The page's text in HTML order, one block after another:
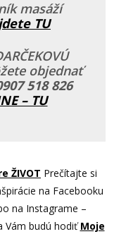
masáží
TU
objednať
518 826
– TU
ŽIVOT Prečítajte si
na Facebooku
na Instagrame –
Vám budú hodiťMoje